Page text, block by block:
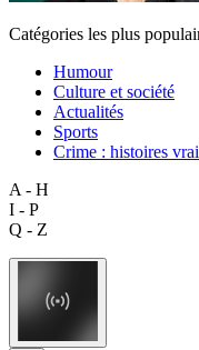
Catégories les plus
Humour
Culture et société
Actualités
Sports
Crime : histoires
A - H
I - P
Q - Z